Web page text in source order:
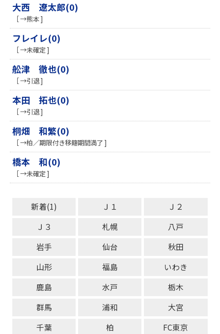
大西 遼太郎(0)
［ →熊本 ]
フレイレ(0)
［ →未確定 ]
舩津 徹也(0)
［ →引退 ]
本田 拓也(0)
［ →引退 ]
桐畑 和繁(0)
［ →柏／期限付き移籍期間満了 ]
橋本 和(0)
［ →未確定 ]
新着(1) Ｊ１
Ｊ２
Ｊ３
札幌
八戸
岩手
仙台
秋田
山形
福島
いわき
鹿島
水戸
栃木
群馬
浦和
大宮
千葉
柏
FC東京